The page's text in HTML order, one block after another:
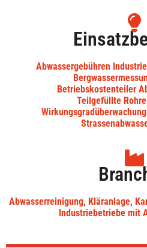
Abwassergebühren
Betriebskostenteiler
Teilgefüllte
Abwasserreinigung, Kläranlage,
Industriebetriebe mit